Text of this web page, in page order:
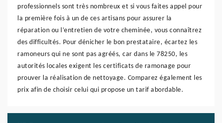
professionnels sont très nombreux et si vous faites appel pour
la première fois à un de ces artisans pour assurer la
réparation ou l’entretien de votre cheminée, vous connaîtrez
des difficultés. Pour dénicher le bon prestataire, écartez les
ramoneurs qui ne sont pas agréés, car dans le 78250, les
autorités locales exigent les certificats de ramonage pour
prouver la réalisation de nettoyage. Comparez également les
prix afin de choisir celui qui propose un tarif abordable.